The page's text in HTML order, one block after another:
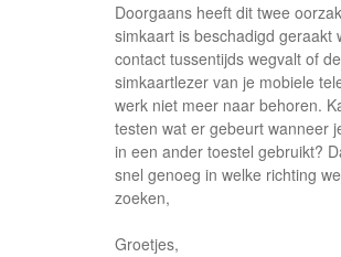
Doorgaans heeft dit twee
simkaart is beschadigd geraakt
contact tussentijds wegvalt of de
simkaartlezer van je mobiele
werk niet meer naar behoren.
testen wat er gebeurt wanneer
in een ander toestel gebruikt?
snel genoeg in welke richting
zoeken,
Groetjes,